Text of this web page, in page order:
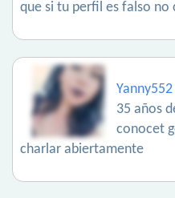
que si tu perfil es falso no
Yanny552
35 años
conocet
charlar abiertamente